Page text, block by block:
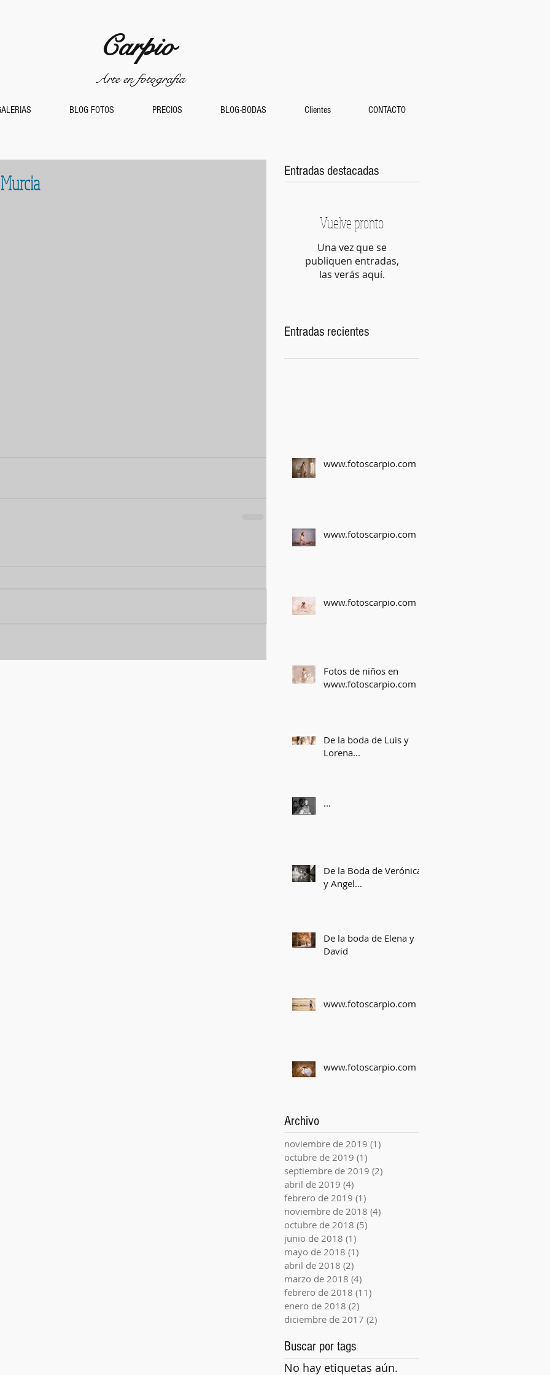
Carpio
Arte en fotografía
BLOG FOTOS PRECIOS BLOG-BODAS Clientes CONTACTO
Entradas destacadas
Vuelve pronto
Una vez que se
publiquen entradas,
las verás aquí.
Entradas recientes
www.fotoscarpio.com
www.fotoscarpio.com
www.fotoscarpio.com
Fotos de niños en
www.fotoscarpio.com
De la boda de Luis y
Lorena...
...
De la Boda de Verónica
y Angel...
De la boda de Elena y
David
www.fotoscarpio.com
www.fotoscarpio.com
Archivo
noviembre de 2019 (1)
octubre de 2019 (1)
septiembre de 2019 (2)
abril de 2019 (4)
febrero de 2019 (1)
noviembre de 2018 (4)
octubre de 2018 (5)
junio de 2018 (1)
mayo de 2018 (1)
abril de 2018 (2)
marzo de 2018 (4)
febrero de 2018 (11)
enero de 2018 (2)
diciembre de 2017 (2)
Buscar por tags
No hay etiquetas aún.